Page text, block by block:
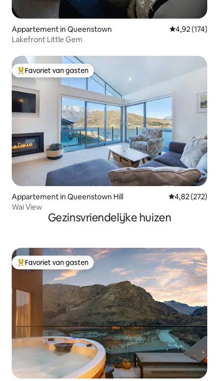
Appartement in Queenstown Gemiddelde
4,92 (174)
Lakefront Little Gem
Topfavoriet van gasten
Favoriet van gasten
Appartement in Queenstown Hill Gemiddelde
4,82 (272)
Wai View
Gezinsvriendelijke huizen
Topfavoriet van gasten
Favoriet van gasten